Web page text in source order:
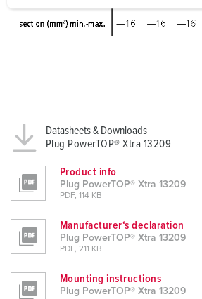
h
Datasheets & Downloads
Plug PowerTOP® Xtra 13209
Product info
Plug PowerTOP® Xtra 13209
PDF, 114 KB
Manufacturer‘s declaration
Plug PowerTOP® Xtra 13209
PDF, 211 KB
Mounting instructions
Plug PowerTOP® Xtra 13209